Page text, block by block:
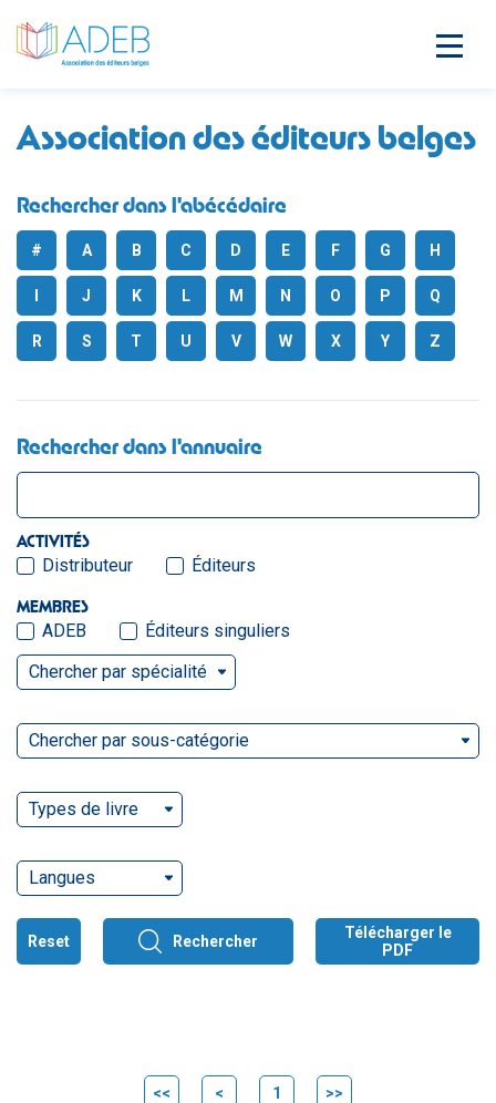
Association des éditeurs belges
Rechercher dans l'abécédaire
# A B C D E F G H
J K L M N O P Q
R S T U V W X Y Z
Rechercher dans l'annuaire
ACTIVITÉS
Distributeur Éditeurs
MEMBRES
ADEB
Éditeurs singuliers
Chercher par spécialité
Chercher par sous-catégorie
Types de livre
Langues
Reset Rechercher
Télécharger le
PDF
<< < 1 >>